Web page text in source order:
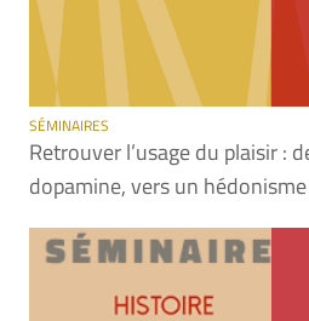
SÉMINAIRES
Retrouver l’usage du plaisir :
dopamine, vers un